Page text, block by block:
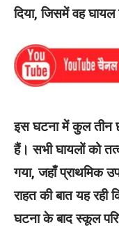
दिया, जिसमें वह घायल
इस घटना में कुल तीन
हैं। सभी घायलों को
गया, जहाँ प्राथमिक
राहत की बात यह
घटना के बाद स्कूल